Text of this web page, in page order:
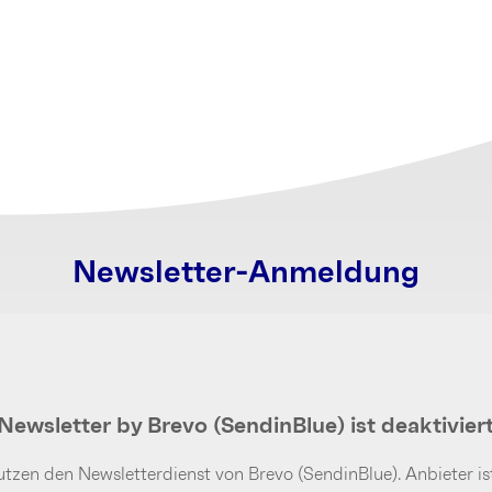
Newsletter-Anmeldung
Newsletter by Brevo (SendinBlue) ist
den Newsletterdienst von Brevo (SendinBlue). Anbieter